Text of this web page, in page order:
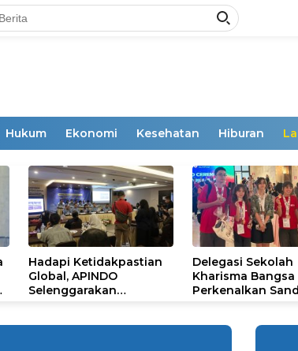
Hukum Ekonomi Kesehatan Hiburan
Hadapi Ketidakpastian
Global, APINDO
Selenggarakan
Delegasi Sekolah
Kharisma Bangsa
Perkenalkan
STEAM Olympiad